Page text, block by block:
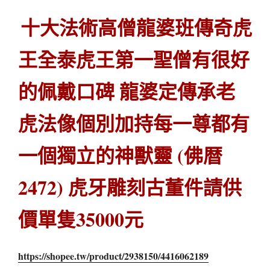
十大法術高僧龍婆班傳奇虎
王全泰虎王第一聖僧有很好
的佩戴口碑 龍婆定傳承老
虎法像個別加持每一尊都有
一個獨立的神獸靈 (佛暦
2472) 虎牙雕刻古董件請供
價單隻35000元
https://shopee.tw/product/2938150/4416062189